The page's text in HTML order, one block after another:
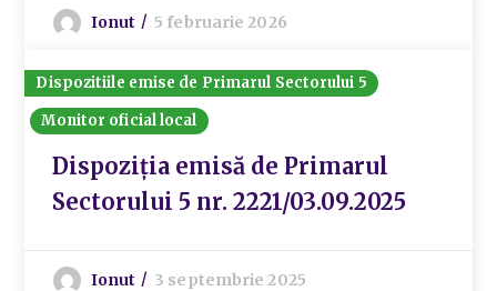
Ionut 5 februarie 2026
Dispozitiile emise de Primarul Sectorului 5
Monitor oficial local
Dispoziția emisă de Primarul
Sectorului 5 nr. 2221/03.09.2025
Ionut 3 septembrie 2025